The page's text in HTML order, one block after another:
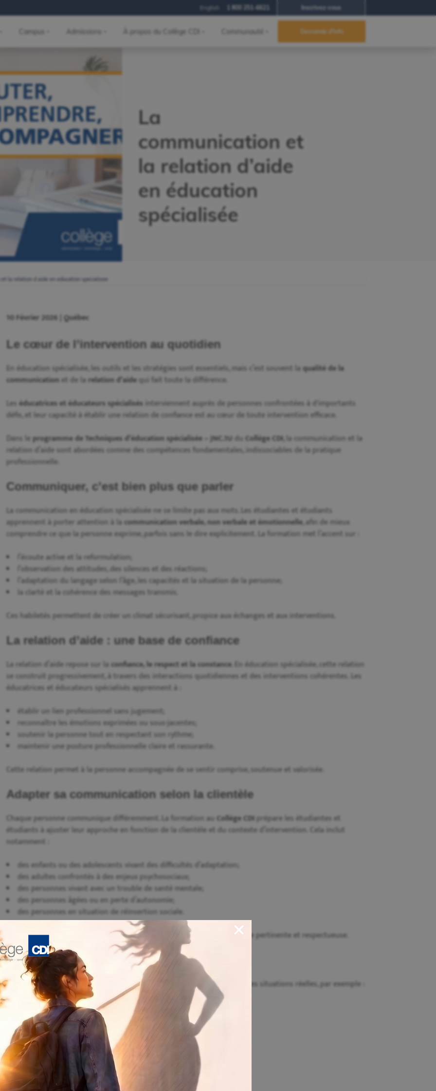
Inscrivez-vous
1 800 251-6621
English
Campus Admissions À propos du Collège CDI Communauté Demande d'info
La
communication et
la relation d’aide
en éducation
spécialisée
la relation d aide en education specialisee
10 Février 2026 | Québec
Le cœur de l’intervention au quotidien
En éducation spécialisée, les outils et les stratégies sont essentiels, mais c’est souvent laqualité de la
communication et de larelation d’aide qui fait toute la différence.
Leséducatrices et éducateurs spécialisés interviennent auprès de personnes confrontées à d'importants
défis, et leur capacité à établir une relation de confiance est au cœur de toute intervention efficace.
Dans leprogramme de Techniques d’éducation spécialisée – JNC.1U duCollège CDI , la communication et la
relation d’aide sont abordées comme des compétences fondamentales, indissociables de la pratique
professionnelle.
Communiquer, c’est bien plus que parler
La communication en éducation spécialisée ne se limite pas aux mots. Les étudiantes et étudiants
apprennent à porter attention à la communication verbale, non verbale et émotionnelle , afin de mieux
comprendre ce que la personne exprime, parfois sans le dire explicitement. La formation met l’accent sur :
l’écoute active et la reformulation;
l’observation des attitudes, des silences et des réactions;
l’adaptation du langage selon l’âge, les capacités et la situation de la personne;
la clarté et la cohérence des messages transmis.
Ces habiletés permettent de créer un climat sécurisant, propice aux échanges et aux interventions.
La relation d’aide : une base de confiance
La relation d’aide repose sur la confiance, le respect et la constance . En éducation spécialisée, cette relation
se construit progressivement, à travers des interactions quotidiennes et des interventions cohérentes. Les
éducatrices et éducateurs spécialisés apprennent à :
établir un lien professionnel sans jugement;
reconnaître les émotions exprimées ou sous-jacentes;
soutenir la personne tout en respectant son rythme;
maintenir une posture professionnelle claire et rassurante.
Cette relation permet à la personne accompagnée de se sentir comprise, soutenue et valorisée.
Adapter sa communication selon la clientèle
Chaque personne communique différemment. La formation auCollège CDIprépare les étudiantes et
étudiants à ajuster leur approche en fonction de la clientèle et du contexte d’intervention. Cela inclut
notamment :
des enfants ou des adolescents vivant des difficultés d’adaptation;
des adultes confrontés à des enjeux psychosociaux;
des personnes vivant avec un trouble de santé mentale;
des personnes âgées ou en perte d’autonomie;
des personnes en situation de réinsertion sociale.
Savoir adapter sa communication est essentiel pour intervenir de manière pertinente et respectueuse.
Des situations concrètes du quotidien
La communication et la relation d’aide sont sollicitées dans de nombreuses situations réelles, par exemple :
désamorcer une situation tendue sans confrontation;
expliquer une consigne de façon claire et rassurante;
accueillir une émotion forte sans l’amplifier;
soutenir une personne qui refuse l’aide proposée;
collaborer avec les familles et les équipes interdisciplinaires.
Ces situations exigent du calme, de la cohérence et de la sensibilité.